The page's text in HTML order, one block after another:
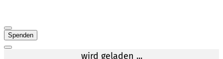
Spenden